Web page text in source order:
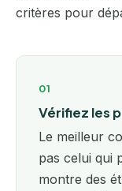
critères pour
01
Vérifiez les
Le meilleur
pas celui qui
montre des